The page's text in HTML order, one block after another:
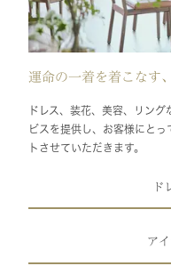
運命の一着を着こなす
ドレス、装花、美容、リン
ビスを提供し、お客様にと
トさせていただきます。
ド
ア